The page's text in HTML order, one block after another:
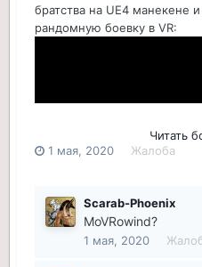
братства на UE4 манекене
рандомную боевку в VR:
Читать
1 мая, 2020
Жалоба
Scarab-Phoenix
MoVRowind?
1 мая, 2020